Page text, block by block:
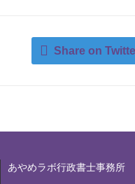
Share on
あやめラボ行政書士事務所